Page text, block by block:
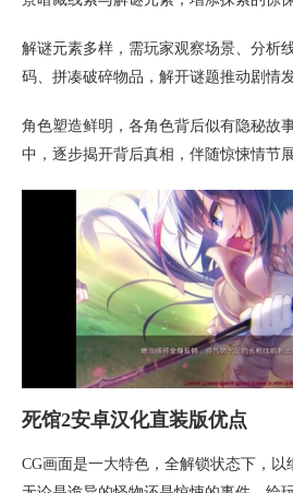
解谜元素多样，需玩家观察场景、分析
码、拼凑破碎物品，解开谜题推动剧情发
角色塑造鲜明，各角色背后似有隐秘故
中，逐步揭开背后真相，伴随惊悚情节展
死馆2安卓汉化直装版优点
CG画面是一大特色，全解锁状态下，以